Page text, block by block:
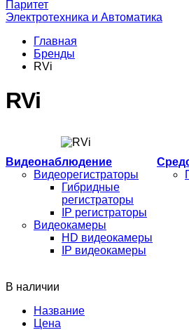
Паритет
Электротехника и Автоматика
Главная
Бренды
RVi
RVi
Видеонаблюдение
Видеорегистраторы
Гибридные
регистраторы
IP регистраторы
Видеокамеры
HD видеокамеры
IP видеокамеры
В наличии
Название
Цена